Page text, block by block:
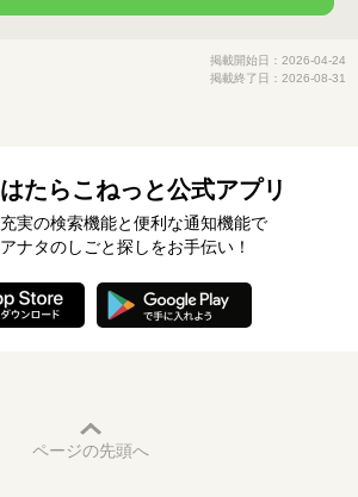
掲載開始日：2026-04-24
掲載終了日：2026-08-31
はたらこねっと公式アプリ
充実の検索機能と便利な通知機能で
アナタのしごと探しをお手伝い！
ページの先頭へ